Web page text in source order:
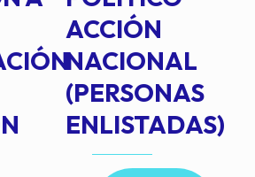
ACCIÓN
NACIONAL
(PERSONAS
ENLISTADAS)